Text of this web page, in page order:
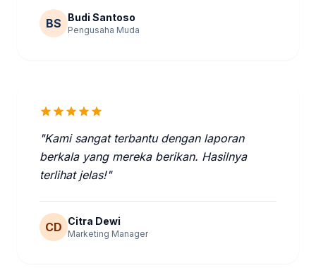
BS Budi Santoso
Pengusaha Muda
starstarstarstarstar
"Kami sangat terbantu dengan laporan
berkala yang mereka berikan. Hasilnya
terlihat jelas!"
CD Citra Dewi
Marketing Manager